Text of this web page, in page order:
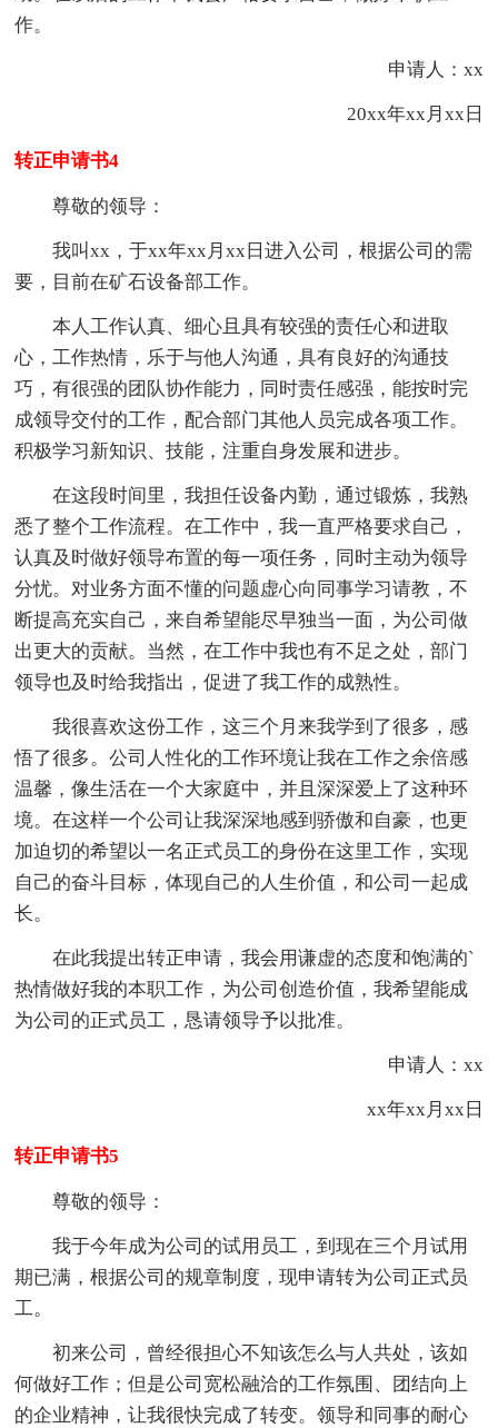
作。
申请人：xx
20xx年xx月xx日
转正申请书4
尊敬的领导：
我叫xx，于xx年xx月xx日进入公司，根据公司的需
要，目前在矿石设备部工作。
本人工作认真、细心且具有较强的责任心和进取
心，工作热情，乐于与他人沟通，具有良好的沟通技
巧，有很强的团队协作能力，同时责任感强，能按时完
成领导交付的工作，配合部门其他人员完成各项工作。
积极学习新知识、技能，注重自身发展和进步。
在这段时间里，我担任设备内勤，通过锻炼，我熟
悉了整个工作流程。在工作中，我一直严格要求自己，
认真及时做好领导布置的每一项任务，同时主动为领导
分忧。对业务方面不懂的问题虚心向同事学习请教，不
断提高充实自己，来自希望能尽早独当一面，为公司做
出更大的贡献。当然，在工作中我也有不足之处，部门
领导也及时给我指出，促进了我工作的成熟性。
我很喜欢这份工作，这三个月来我学到了很多，感
悟了很多。公司人性化的工作环境让我在工作之余倍感
温馨，像生活在一个大家庭中，并且深深爱上了这种环
境。在这样一个公司让我深深地感到骄傲和自豪，也更
加迫切的希望以一名正式员工的身份在这里工作，实现
自己的奋斗目标，体现自己的人生价值，和公司一起成
长。
在此我提出转正申请，我会用谦虚的态度和饱满的`
热情做好我的本职工作，为公司创造价值，我希望能成
为公司的正式员工，恳请领导予以批准。
申请人：xx
xx年xx月xx日
转正申请书5
尊敬的领导：
我于今年成为公司的试用员工，到现在三个月试用
期已满，根据公司的规章制度，现申请转为公司正式员
工。
初来公司，曾经很担心不知该怎么与人共处，该如
何做好工作；但是公司宽松融洽的工作氛围、团结向上
的企业精神，让我很快完成了转变。领导和同事的耐心